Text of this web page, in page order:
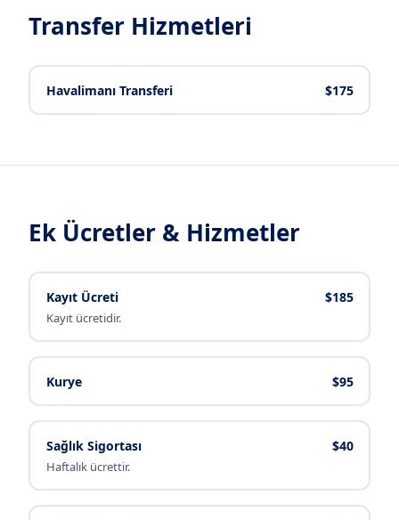
Transfer Hizmetleri
Havalimanı Transferi $175
Ek Ücretler & Hizmetler
Kayıt Ücreti
Kayıt ücretidir.
$185
Kurye $95
Sağlık Sigortası
Haftalık ücrettir.
$40